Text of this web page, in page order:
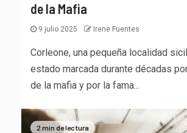
de la Mafia
9 julio 2025 Irene Fuentes
Corleone, una pequeña localidad
estado marcada durante décadas
de la mafia y por la fama...
2 min de lectura